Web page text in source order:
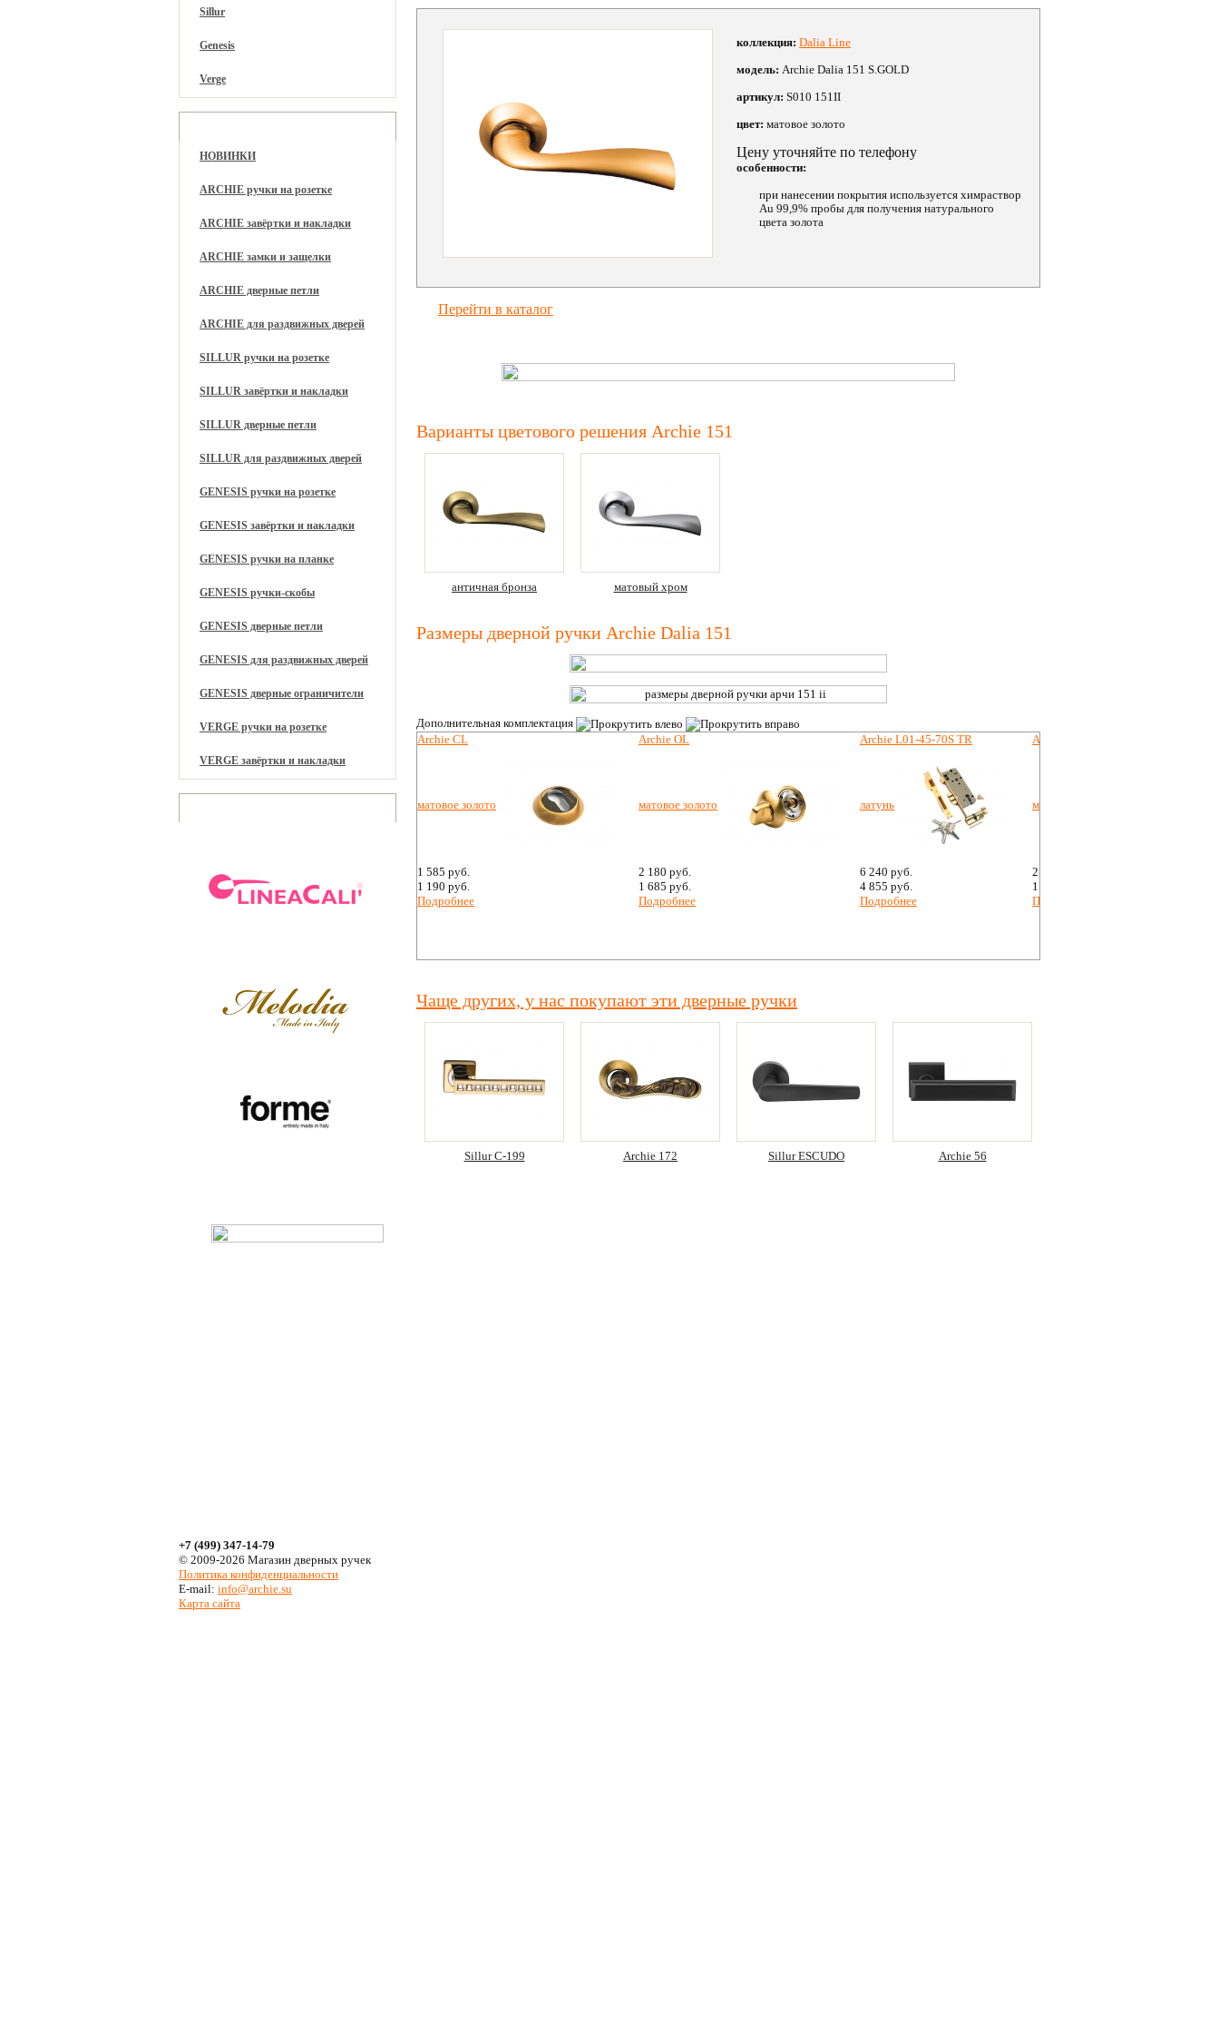
Sillur
Genesis
Verge
НОВИНКИ
ARCHIE ручки на розетке
ARCHIE завёртки и накладки
ARCHIE замки и защелки
ARCHIE дверные петли
ARCHIE для раздвижных дверей
SILLUR ручки на розетке
SILLUR завёртки и накладки
SILLUR дверные петли
SILLUR для раздвижных дверей
GENESIS ручки на розетке
GENESIS завёртки и накладки
GENESIS ручки на планке
GENESIS ручки-скобы
GENESIS дверные петли
GENESIS для раздвижных дверей
GENESIS дверные ограничители
VERGE ручки на розетке
VERGE завёртки и накладки
коллекция: Dalia Line
модель: Archie Dalia 151 S.GOLD
артикул: S010 151II
цвет: матовое золото
Цену уточняйте по телефону
особенности:
при нанесении покрытия используется химраствор
Au 99,9% пробы для получения натурального
цвета золота
Перейти в каталог
Варианты цветового решения Archie 151
античная бронза матовый хром
Размеры дверной ручки Archie Dalia 151
Дополнительная комплектация
Archie CL
матовое золото
1 585 руб.
1 190 руб.
Подробнее
Archie OL
матовое золото
2 180 руб.
1 685 руб.
Подробнее
Archie L01-45-70S TR
латунь
6 240 руб.
4 855 руб.
Подробнее
Archie A010-C 4BB
матовая латунь
2 080 руб.
1 485 руб.
Подробнее
Чаще других, у нас покупают эти дверные ручки
Sillur C-199 Archie 172 Sillur ESCUDO Archie 56
+7 (499) 347-14-79
© 2009-2026 Магазин дверных ручек
Политика конфиденциальности
E-mail: info@archie.su
Карта сайта